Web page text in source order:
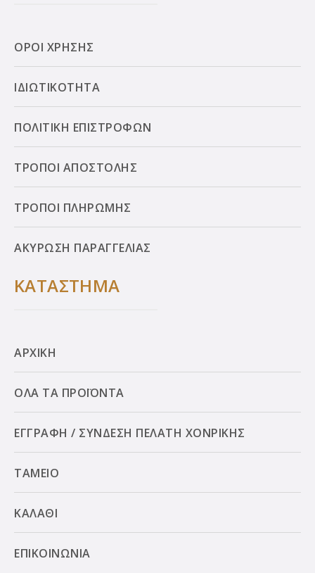
ΟΡΟΙ ΧΡΗΣΗΣ
ΙΔΙΩΤΙΚΟΤΗΤΑ
ΠΟΛΙΤΙΚΗ ΕΠΙΣΤΡΟΦΩΝ
ΤΡΟΠΟΙ ΑΠΟΣΤΟΛΗΣ
ΤΡΟΠΟΙ ΠΛΗΡΩΜΗΣ
ΑΚΥΡΩΣΗ ΠΑΡΑΓΓΕΛΙΑΣ
ΚΑΤΑΣΤΗΜΑ
ΑΡΧΙΚΗ
ΟΛΑ ΤΑ ΠΡΟΪΟΝΤΑ
ΕΓΓΡΑΦΗ / ΣΥΝΔΕΣΗ ΠΕΛΑΤΗ ΧΟΝΡΙΚΗΣ
ΤΑΜΕΙΟ
ΚΑΛΑΘΙ
ΕΠΙΚΟΙΝΩΝΙΑ